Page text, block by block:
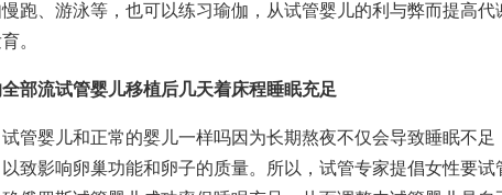
跑、游泳等，也可以练习瑜伽，从试管婴儿的利与弊而提高代
。
部流试管婴儿移植后几天着床程睡眠充足
试管婴儿和正常的婴儿一样吗因为长期熬夜不仅会导致睡眠不足
致影响卵巢功能和卵子的质量。所以，试管专家提倡女性要试